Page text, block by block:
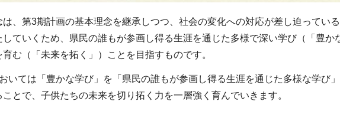
は、第3期計画の基本理念を継承しつつ、社会の変化への対応が差し迫ってい
していくため、県民の誰もが参画し得る生涯を通じた多様で深い学び（「豊
む（「未来を拓く」）ことを目指すものです。
いては「豊かな学び」を「県民の誰もが参画し得る生涯を通じた多様な学び
とで、子供たちの未来を切り拓く力を一層強く育んでいきます。